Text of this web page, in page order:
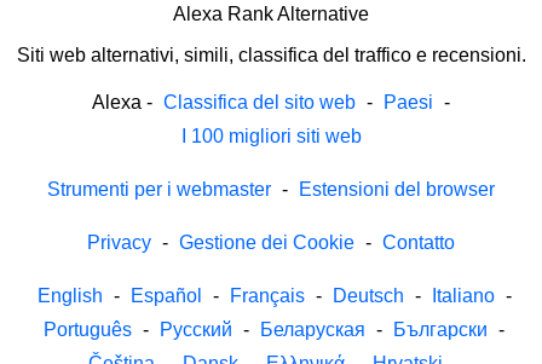
Alexa Rank Alternative
Siti web alternativi, simili, classifica del traffico e recensioni.
Alexa - Classifica del sito web - Paesi -
I 100 migliori siti web
Strumenti per i webmaster - Estensioni del browser
Privacy - Gestione dei Cookie - Contatto
English - Español - Français - Deutsch - Italiano -
Português - Русский - Беларуская - Български -